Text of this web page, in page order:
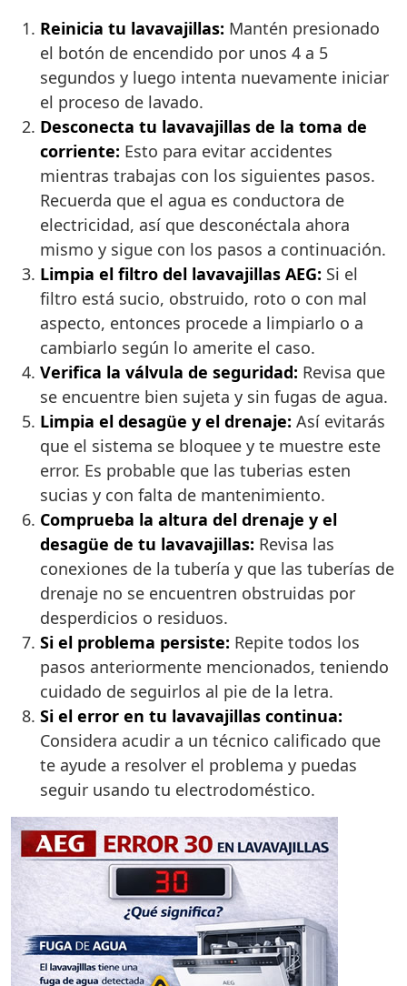
Reinicia tu lavavajillas: Mantén presionado
el botón de encendido por unos 4 a 5
segundos y luego intenta nuevamente iniciar
el proceso de lavado.
Desconecta tu lavavajillas de la toma de
corriente: Esto para evitar accidentes
mientras trabajas con los siguientes pasos.
Recuerda que el agua es conductora de
electricidad, así que desconéctala ahora
mismo y sigue con los pasos a continuación.
Limpia el filtro del lavavajillas AEG: Si el
filtro está sucio, obstruido, roto o con mal
aspecto, entonces procede a limpiarlo o a
cambiarlo según lo amerite el caso.
Verifica la válvula de seguridad: Revisa que
se encuentre bien sujeta y sin fugas de agua.
Limpia el desagüe y el drenaje: Así evitarás
que el sistema se bloquee y te muestre este
error. Es probable que las tuberias esten
sucias y con falta de mantenimiento.
Comprueba la altura del drenaje y el
desagüe de tu lavavajillas: Revisa las
conexiones de la tubería y que las tuberías de
drenaje no se encuentren obstruidas por
desperdicios o residuos.
Si el problema persiste: Repite todos los
pasos anteriormente mencionados, teniendo
cuidado de seguirlos al pie de la letra.
Si el error en tu lavavajillas continua:
Considera acudir a un técnico calificado que
te ayude a resolver el problema y puedas
seguir usando tu electrodoméstico.